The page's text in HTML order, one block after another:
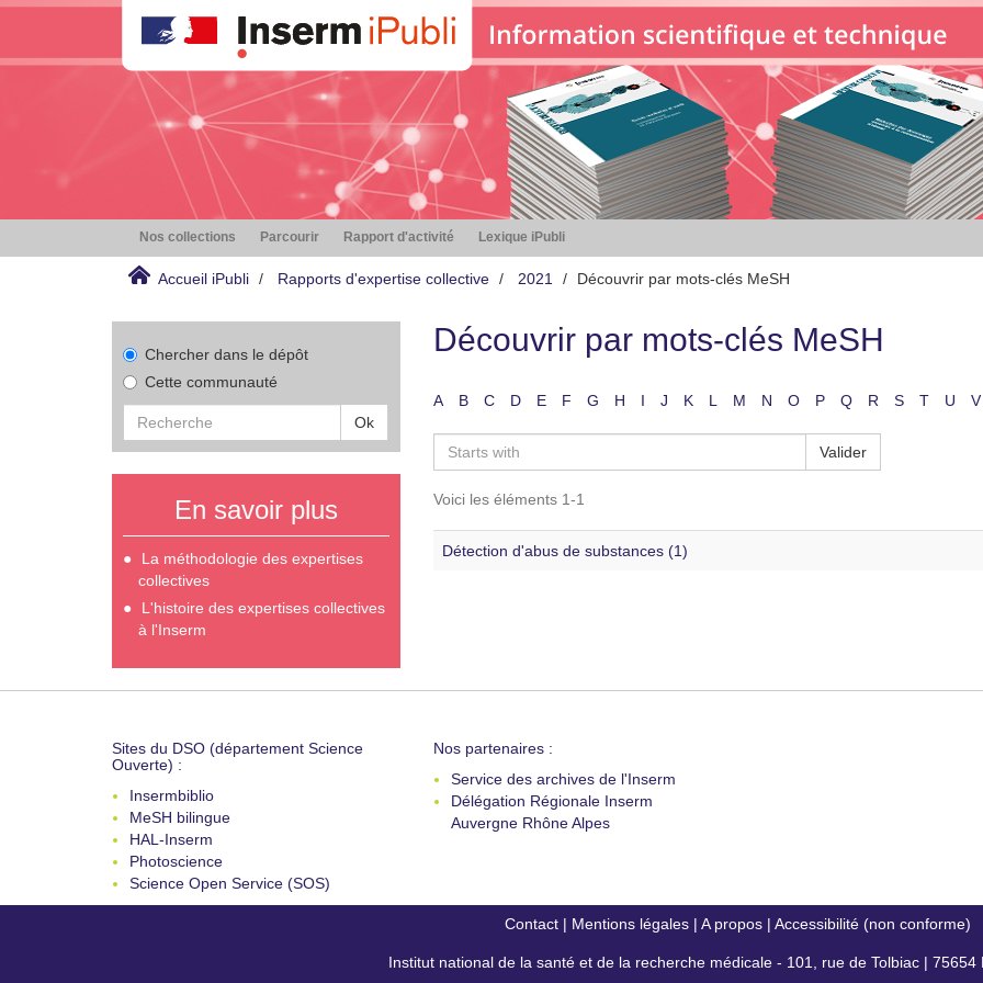
Nos collections Parcourir Rapport d'activité Lexique iPubli
Accueil iPubli Rapports d'expertise collective 2021 Découvrir par mots-clés MeSH
Chercher dans le dépôt
Cette communauté
Ok
En savoir plus
La méthodologie des expertises
collectives
L'histoire des expertises collectives
à l'Inserm
Découvrir par mots-clés MeSH
A B C D E F G H I J K L M N O P Q R S T U V
Valider
Voici les éléments 1-1
Détection d'abus de substances (1)
Sites du DSO (département Science
Ouverte) :
Insermbiblio
MeSH bilingue
HAL-Inserm
Photoscience
Science Open Service (SOS)
Nos partenaires :
Service des archives de l'Inserm
Délégation Régionale Inserm
Auvergne Rhône Alpes
Contact| Mentions légales| A propos| Accessibilité (non conforme)
Institut national de la santé et de la recherche médicale - 101, rue de Tolbiac | 75654